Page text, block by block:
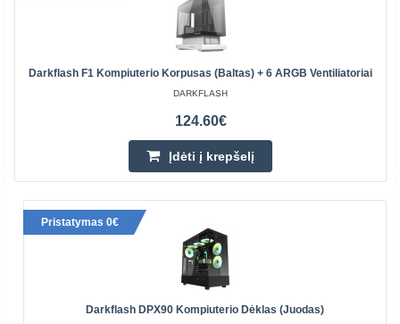
Darkflash F1 Kompiuterio Korpusas (baltas) + 6 ARGB Ventiliatoriai
DARKFLASH
124.60€
Įdėti į krepšelį
Pristatymas 0€
Darkflash DPX90 Kompiuterio Dėklas (juodas)